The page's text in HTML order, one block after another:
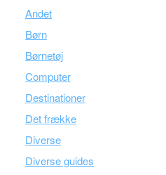
Andet
Børn
Børnetøj
Computer
Destinationer
Det frække
Diverse
Diverse guides